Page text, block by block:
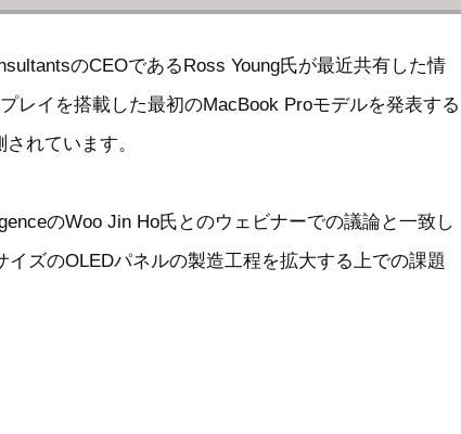
のCEOであるRoss Young氏が最近共有した情
レイを搭載した最初のMacBook Proモデルを発表する
れています。
のWoo Jin Ho氏とのウェビナーでの議論と一致し
イズのOLEDパネルの製造工程を拡大する上での課題